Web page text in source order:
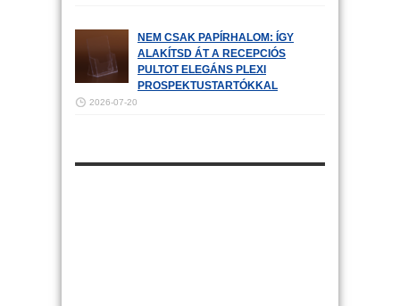
NEM CSAK PAPÍRHALOM: ÍGY
ALAKÍTSD ÁT A RECEPCIÓS
PULTOT ELEGÁNS PLEXI
PROSPEKTUSTARTÓKKAL
2026-07-20